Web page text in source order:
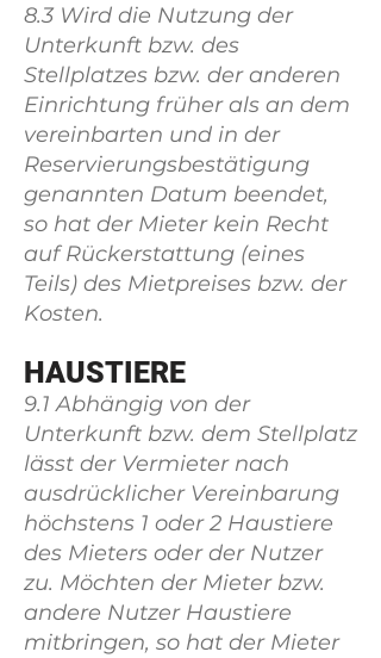
8.3 Wird die Nutzung der
Unterkunft bzw. des
Stellplatzes bzw. der anderen
Einrichtung früher als an dem
vereinbarten und in der
Reservierungsbestätigung
genannten Datum beendet,
so hat der Mieter kein Recht
auf Rückerstattung (eines
Teils) des Mietpreises bzw. der
Kosten.
HAUSTIERE
9.1 Abhängig von der
Unterkunft bzw. dem Stellplatz
lässt der Vermieter nach
ausdrücklicher Vereinbarung
höchstens 1 oder 2 Haustiere
des Mieters oder der Nutzer
zu. Möchten der Mieter bzw.
andere Nutzer Haustiere
mitbringen, so hat der Mieter